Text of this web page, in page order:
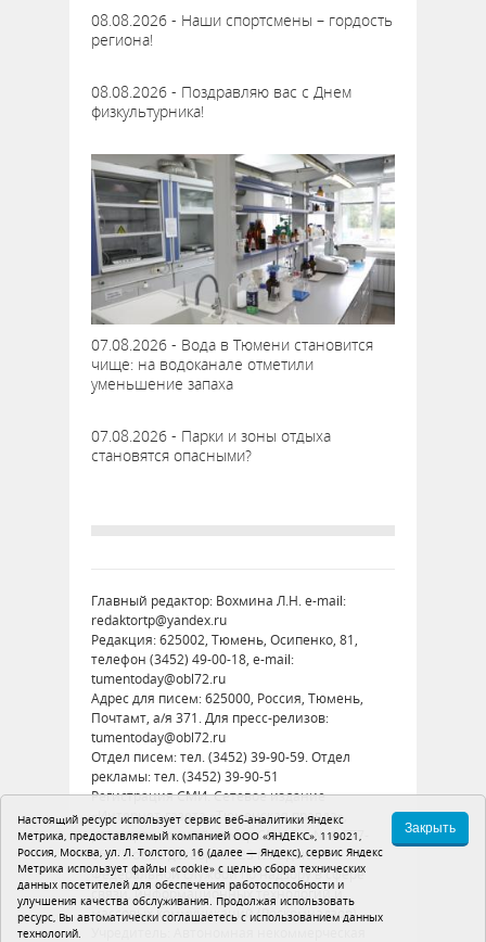
08.08.2026 - Наши спортсмены – гордость
региона!
08.08.2026 - Поздравляю вас с Днем
физкультурника!
07.08.2026 - Вода в Тюмени становится
чище: на водоканале отметили
уменьшение запаха
07.08.2026 - Парки и зоны отдыха
становятся опасными?
Главный редактор: Вохмина Л.Н. e-mail:
redaktortp@yandex.ru
Редакция: 625002, Тюмень, Осипенко, 81,
телефон (3452) 49-00-18, e-mail:
tumentoday@obl72.ru
Адрес для писем: 625000, Россия, Тюмень,
Почтамт, а/я 371. Для пресс-релизов:
tumentoday@obl72.ru
Отдел писем: тел. (3452) 39-90-59. Отдел
рекламы: тел. (3452) 39-90-51
Регистрация СМИ: Сетевое издание
«Интернет-газета «Тюменская правда»,
регистрационный номер СМИ Эл № ФС77-
86575 от 26 декабря 2023 г. выдано
Федеральной службой по надзору в сфере
связи, информационных технологий и
массовых коммуникаций (Роскомнадзор)
Настоящий ресурс использует сервис веб-аналитики Яндекс
Метрика, предоставляемый компанией ООО «ЯНДЕКС», 119021,
Россия, Москва, ул. Л. Толстого, 16 (далее — Яндекс), сервис Яндекс
Метрика использует файлы «cookie» с целью сбора технических
данных посетителей для обеспечения работоспособности и
улучшения качества обслуживания. Продолжая использовать
ресурс, Вы автоматически соглашаетесь с использованием данных
технологий.
Закрыть